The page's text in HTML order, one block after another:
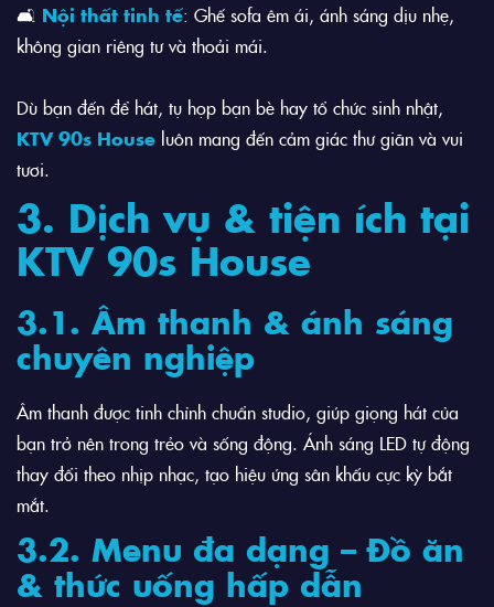
🛋️ Nội thất tinh tế: Ghế sofa êm ái, ánh sáng dịu nhẹ,
không gian riêng tư và thoải mái.
Dù bạn đến để hát, tụ họp bạn bè hay tổ chức sinh nhật,
KTV 90s House luôn mang đến cảm giác thư giãn và vui
tươi.
3. Dịch vụ & tiện ích tại
KTV 90s House
3.1. Âm thanh & ánh sáng
chuyên nghiệp
Âm thanh được tinh chỉnh chuẩn studio, giúp giọng hát của
bạn trở nên trong trẻo và sống động. Ánh sáng LED tự động
thay đổi theo nhịp nhạc, tạo hiệu ứng sân khấu cực kỳ bắt
mắt.
3.2. Menu đa dạng – Đồ ăn
& thức uống hấp dẫn